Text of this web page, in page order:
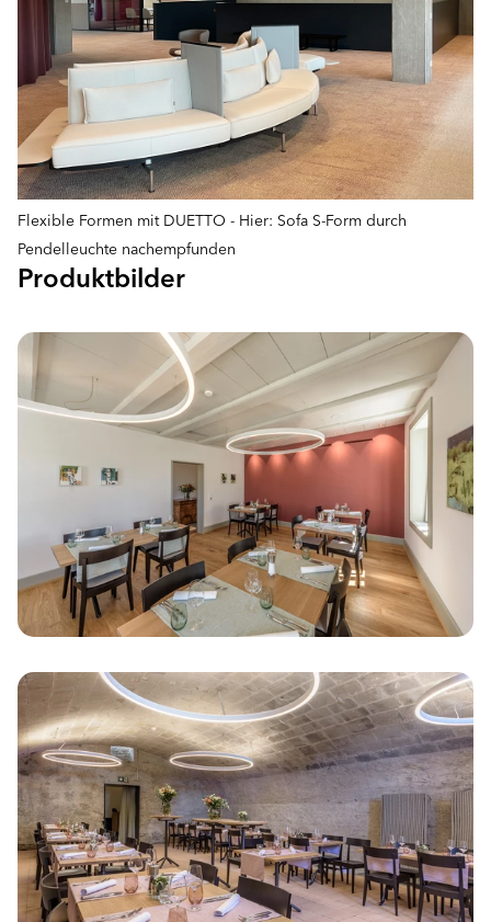
Flexible Formen mit DUETTO - Hier: Sofa S-Form durch
Pendelleuchte nachempfunden
Produktbilder